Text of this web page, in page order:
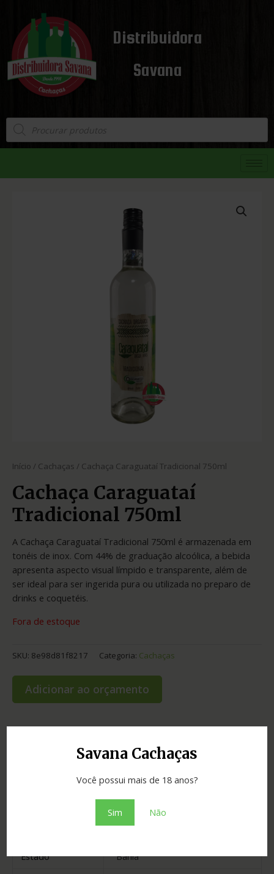
Savana Cachaças
Você possui mais de 18 anos?
Sim Não
Distribuidora
Savana
Início / Cachaças / Cachaça Caraguataí Tradicional 750ml
Cachaça Caraguataí
Tradicional 750ml
A Cachaça Caraguataí Tradicional 750ml é armazenada em
tonéis de inox. Com 44% de graduação alcoólica, a bebida
apresenta aspecto visual límpido e transparente, além de
ser ideal para ser ingerida pura ou utilizada no preparo de
drinks e coquetéis.
Fora de estoque
SKU: 8e98d81f8217 Categoria: Cachaças
Adicionar ao orçamento
Informação adicional
44.00
Estado
Bahia